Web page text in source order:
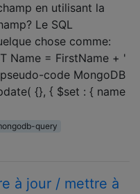
en utilisant la
Le SQL
chose comme:
Name = FirstName + '
code MongoDB
{}, { $set : { name
query
à jour / mettre à